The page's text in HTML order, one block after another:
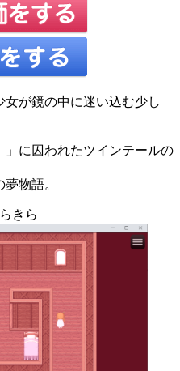
が鏡の中に迷い込む少し
」に囚われたツインテールの
物語。
きら